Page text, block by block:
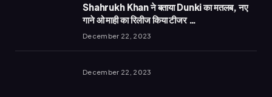
Shahrukh Khan ने बताया Dunki का मतलब, नए
गाने ओ माही का रिलीज किया टीजर …
December 22, 2023
December 22, 2023